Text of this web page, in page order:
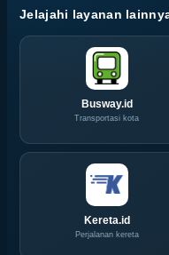
City
Akhir
e-
Commerce
di
IPA
Convex
2026
Jelajahi layanan
Busway.id
Transportasi kota
Kereta.id
Perjalanan kereta